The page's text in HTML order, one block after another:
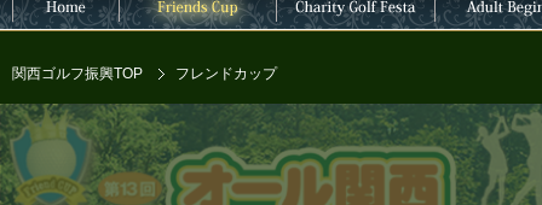
関西ゴルフ振興TOP フレンドカップ